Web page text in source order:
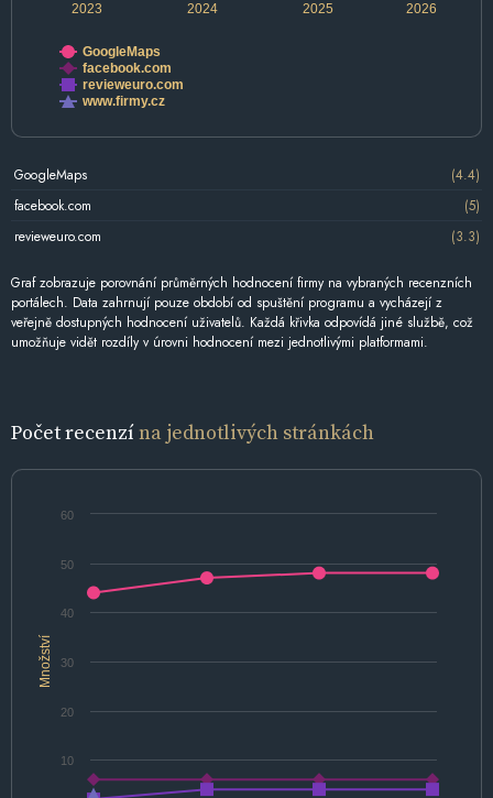
2024 2026
2023 2025
GoogleMaps
facebook.com
revieweuro.com
www.firmy.cz
GoogleMaps
(4.4)
facebook.com
(5)
revieweuro.com
(3.3)
Graf zobrazuje porovnání průměrných hodnocení firmy na vybraných recenzních
portálech. Data zahrnují pouze období od spuštění programu a vycházejí z
veřejně dostupných hodnocení uživatelů. Každá křivka odpovídá jiné službě, což
umožňuje vidět rozdíly v úrovni hodnocení mezi jednotlivými platformami.
Počet recenzína jednotlivých stránkách
Množství
10
20
30
40
50
60